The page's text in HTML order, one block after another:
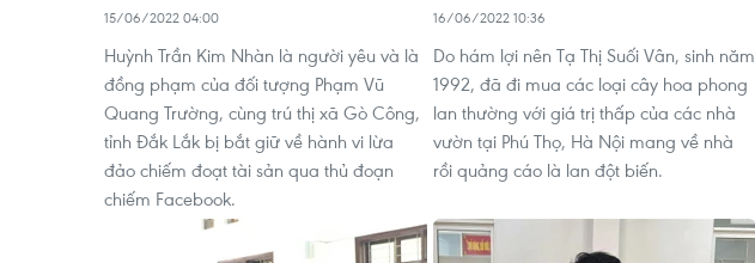
15/06/2022 04:00
Huỳnh Trần Kim Nhàn là người yêu và là
đồng phạm của đối tượng Phạm Vũ
Quang Trường, cùng trú thị xã Gò Công,
tỉnh Đắk Lắk bị bắt giữ về hành vi lừa
đảo chiếm đoạt tài sản qua thủ đoạn
chiếm Facebook.
16/06/2022 10:36
Do hám lợi nên Tạ Thị Suối Vân, sinh năm
1992, đã đi mua các loại cây hoa phong
lan thường với giá trị thấp của các nhà
vườn tại Phú Thọ, Hà Nội mang về nhà
rồi quảng cáo là lan đột biến.